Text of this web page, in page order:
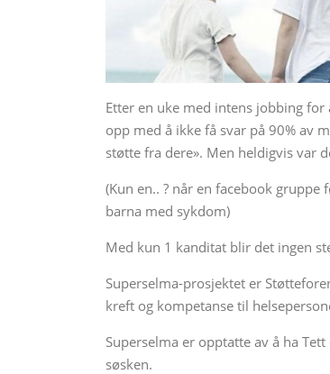
Etter en uke med intens jobbing
opp med å ikke få svar på 90% av
støtte fra dere». Men heldigvis var
(Kun en.. ? når en facebook
barna med sykdom)
Med kun 1 kanditat blir det ingen
Superselma-prosjektet er
kreft og kompetanse til
Superselma er opptatte av å ha
søsken.